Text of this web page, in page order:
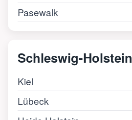
Pasewalk
Schleswig-Holstein
Kiel
Lübeck